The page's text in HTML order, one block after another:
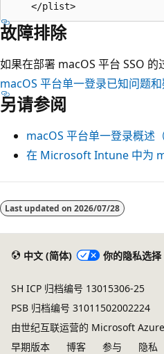
故障排除
如果在部署 macOS 平台 SSO
macOS 平台单一登录已知问题
另请参阅
macOS 平台单一登录概述（
在 Microsoft Intune 中为
Last updated on 2026/07/28
中文 (简体) 你的隐私选择
SH ICP 归档编号 13015306-25
PSB 归档编号 31011502002224
由世纪互联运营的 Microsoft Azure
早期版本
博客 参与 隐私